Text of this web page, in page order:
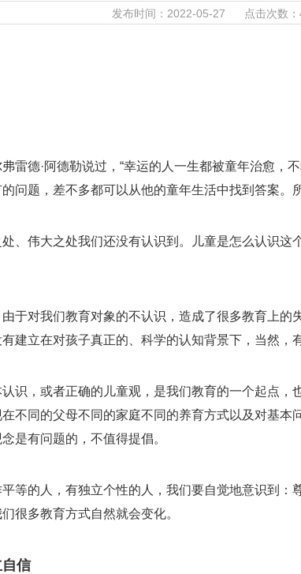
发布时间：2022-05-27 点击次数：
雷德·阿德勒说过，“幸运的人一生都被童年治愈，
问题，差不多都可以从他的童年生活中找到答案。
、伟大之处我们还没有认识到。儿童是怎么认识这
于对我们教育对象的不认识，造成了很多教育上
建立在对孩子真正的、科学的认知背景下，当然，
识，或者正确的儿童观，是我们教育的一个起点，
不同的父母不同的家庭不同的养育方式以及对基
是有问题的，不值得提倡。
等的人，有独立个性的人，我们要自觉地意识到
很多教育方式自然就会变化。
信